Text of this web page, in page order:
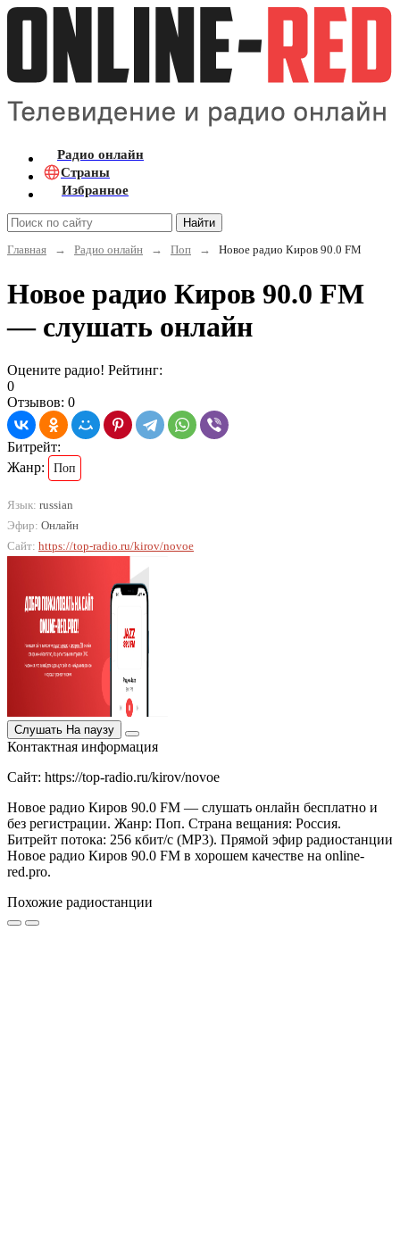
Радио онлайн
Страны
Избранное
Найти
Главная
→ Радио онлайн → Поп → Новое радио Киров 90.0 FM
Новое радио Киров 90.0 FM
— слушать онлайн
Оцените радио! Рейтинг:
0
Отзывов: 0
Битрейт:
Жанр:
Поп
Язык: russian
Эфир: Онлайн
Сайт: https://top-radio.ru/kirov/novoe
Слушать На паузу
Контактная информация
Сайт: https://top-radio.ru/kirov/novoe
Новое радио Киров 90.0 FM — слушать онлайн бесплатно и
без регистрации. Жанр: Поп. Страна вещания: Россия.
Битрейт потока: 256 кбит/с (MP3). Прямой эфир радиостанции
Новое радио Киров 90.0 FM в хорошем качестве на online-
red.pro.
Похожие радиостанции